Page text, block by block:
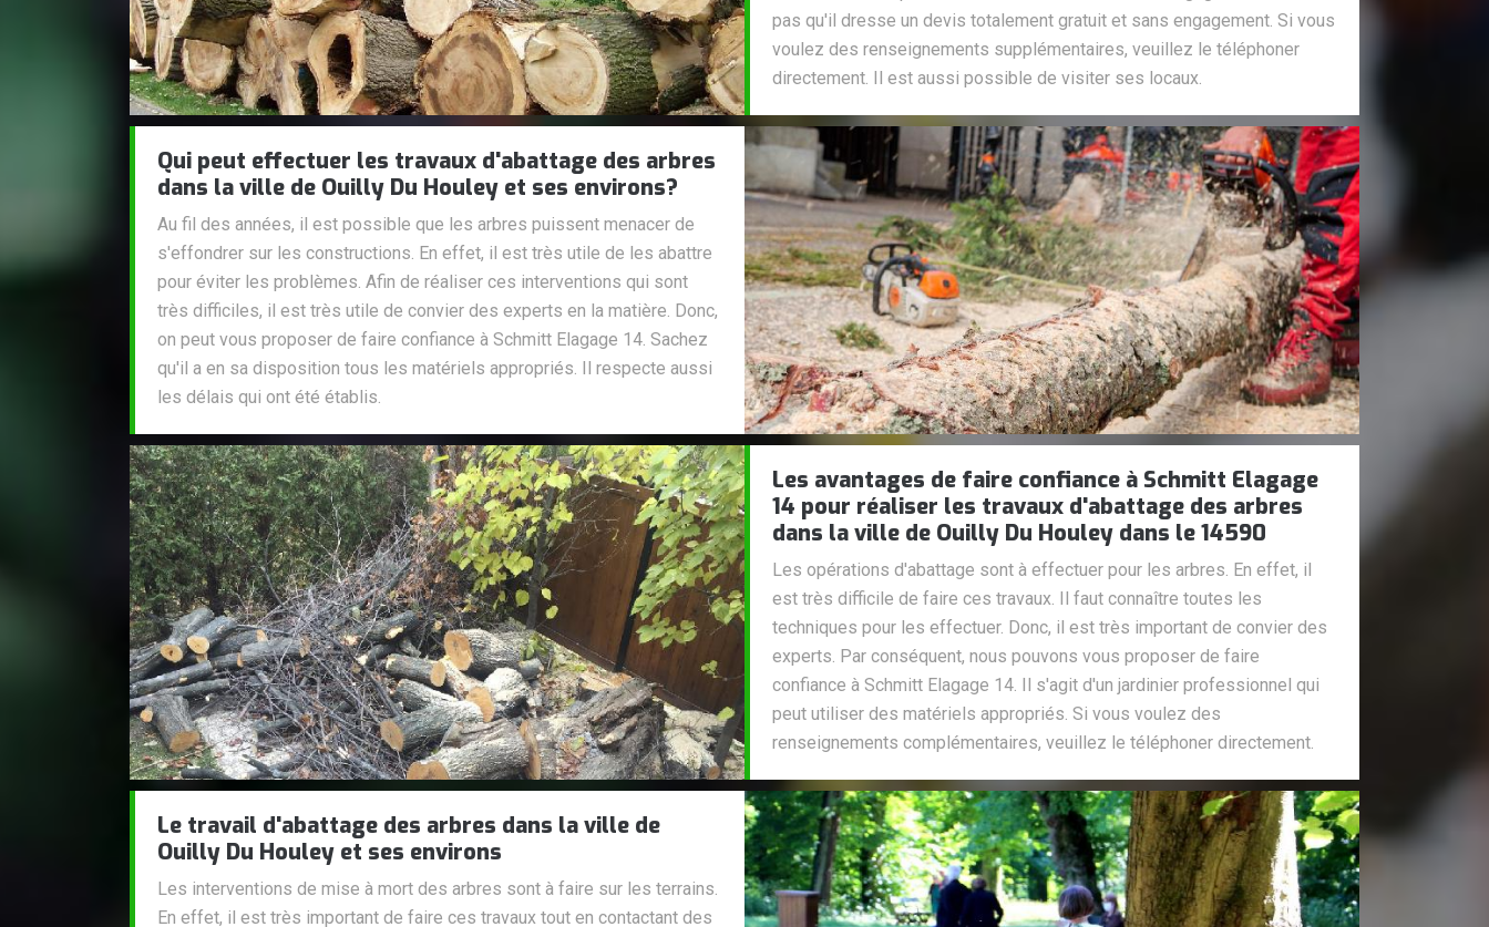
pas qu'il dresse un devis totalement gratuit et sans engagement. Si vous
voulez des renseignements supplémentaires, veuillez le téléphoner
directement. Il est aussi possible de visiter ses locaux.
Qui peut effectuer les travaux d'abattage des arbres
dans la ville de Ouilly Du Houley et ses environs?
Au fil des années, il est possible que les arbres puissent menacer de
s'effondrer sur les constructions. En effet, il est très utile de les abattre
pour éviter les problèmes. Afin de réaliser ces interventions qui sont
très difficiles, il est très utile de convier des experts en la matière. Donc,
on peut vous proposer de faire confiance à Schmitt Elagage 14. Sachez
qu'il a en sa disposition tous les matériels appropriés. Il respecte aussi
les délais qui ont été établis.
Les avantages de faire confiance à Schmitt Elagage
14 pour réaliser les travaux d'abattage des arbres
dans la ville de Ouilly Du Houley dans le 14590
Les opérations d'abattage sont à effectuer pour les arbres. En effet, il
est très difficile de faire ces travaux. Il faut connaître toutes les
techniques pour les effectuer. Donc, il est très important de convier des
experts. Par conséquent, nous pouvons vous proposer de faire
confiance à Schmitt Elagage 14. Il s'agit d'un jardinier professionnel qui
peut utiliser des matériels appropriés. Si vous voulez des
renseignements complémentaires, veuillez le téléphoner directement.
Le travail d'abattage des arbres dans la ville de
Ouilly Du Houley et ses environs
Les interventions de mise à mort des arbres sont à faire sur les terrains.
En effet, il est très important de faire ces travaux tout en contactant des